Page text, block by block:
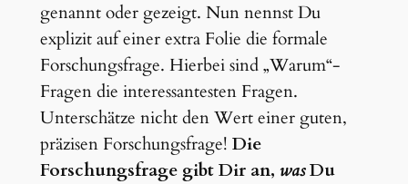
genannt oder gezeigt. Nun nennst Du
explizit auf einer extra Folie die formale
Forschungsfrage. Hierbei sind „Warum“-
Fragen die interessantesten Fragen.
Unterschätze nicht den Wert einer guten,
präzisen Forschungsfrage! Die
Forschungsfrage gibt Dir an, wasDu